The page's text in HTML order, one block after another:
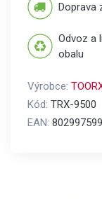
Doprava
Odvoz a
obalu
Výrobce:
Kód: TRX-9500
EAN: